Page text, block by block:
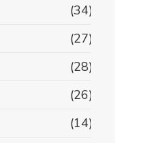
(34)
(27)
(28)
(26)
(14)